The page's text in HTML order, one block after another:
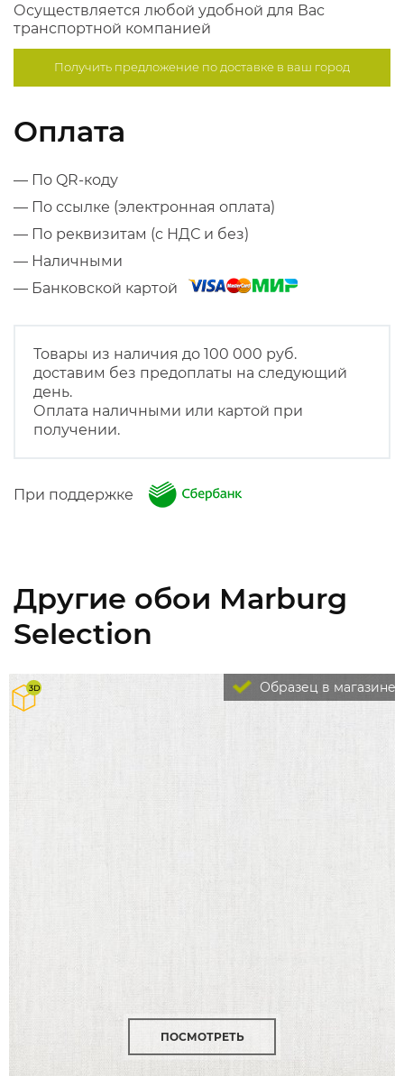
Осуществляется любой удобной для Вас
транспортной компанией
Получить предложение подоставке в ваш город
Оплата
— По QR-коду
— По ссылке (электронная оплата)
— По реквизитам (с НДС и без)
— Наличными
— Банковской картой
Товары из наличия до 100 000 руб.
доставим без предоплаты на следующий
день.
Оплата наличными или картой при
получении.
При поддержке
Другие обои Marburg
Selection
Образец в магазине
ПОСМОТРЕТЬ